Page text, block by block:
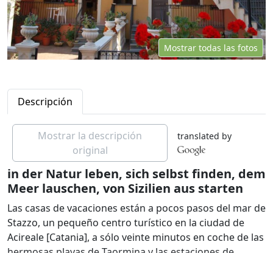
Mostrar todas las fotos
Descripción
Mostrar la descripción
original
translated by
in der Natur leben, sich selbst finden, dem
Meer lauschen, von Sizilien aus starten
Las casas de vacaciones están a pocos pasos del mar de
Stazzo, un pequeño centro turístico en la ciudad de
Acireale [Catania], a sólo veinte minutos en coche de las